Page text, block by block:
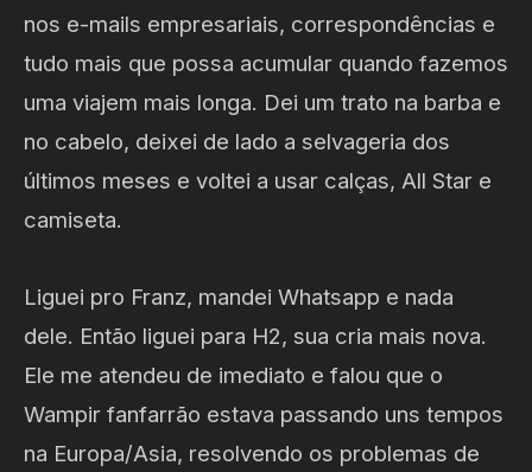
nos e-mails empresariais, correspondências e
tudo mais que possa acumular quando fazemos
uma viajem mais longa. Dei um trato na barba e
no cabelo, deixei de lado a selvageria dos
últimos meses e voltei a usar calças, All Star e
camiseta.
Liguei pro Franz, mandei Whatsapp e nada
dele. Então liguei para H2, sua cria mais nova.
Ele me atendeu de imediato e falou que o
Wampir fanfarrão estava passando uns tempos
na Europa/Asia, resolvendo os problemas de